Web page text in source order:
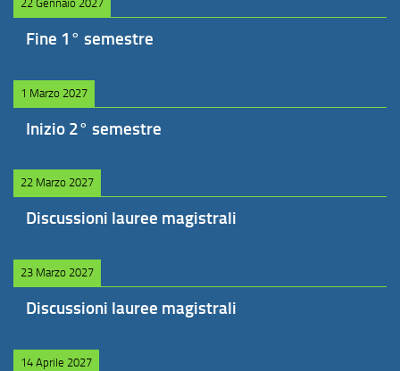
22 Gennaio 2027
Fine 1° semestre
1 Marzo 2027
Inizio 2° semestre
22 Marzo 2027
Discussioni lauree magistrali
23 Marzo 2027
Discussioni lauree magistrali
14 Aprile 2027